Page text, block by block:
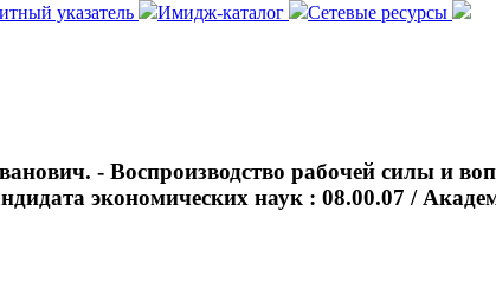
указатель Имидж-каталог
Сетевые ресурсы
- Воспроизводство рабочей силы и
экономических наук : 08.00.07 /